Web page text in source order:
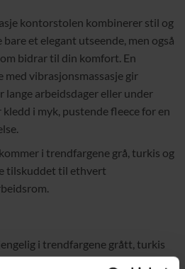
kontorstolen kombinerer stil og
et elegant utseende, men også
bidrar til din komfort. En
vibrasjonsmassasje gir
arbeidsdager eller under
i myk, pustende fleece for en
i trendfargene grå, turkis og
tilskuddet til ethvert
i trendfargene grått, turkis